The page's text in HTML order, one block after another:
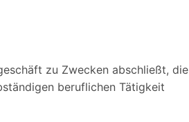
zu Zwecken abschließt, die
beruflichen Tätigkeit